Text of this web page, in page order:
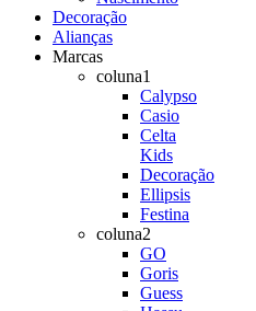
Decoração
Alianças
Marcas
coluna1
Calypso
Casio
Celta
Kids
Decoração
Ellipsis
Festina
coluna2
GO
Goris
Guess